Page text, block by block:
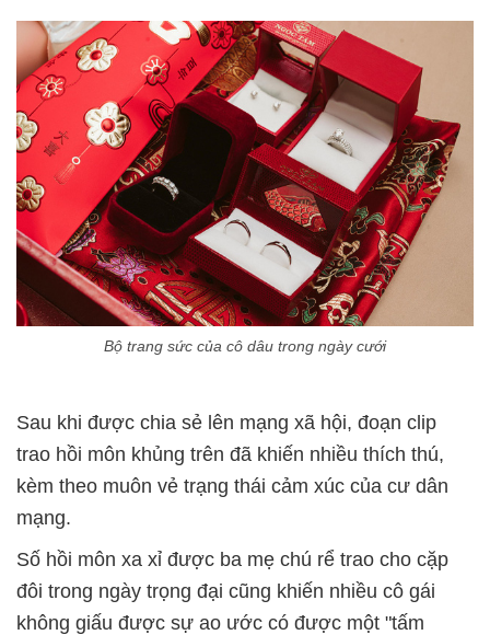
Bộ trang sức của cô dâu trong ngày cưới
Sau khi được chia sẻ lên mạng xã hội, đoạn clip
trao hồi môn khủng trên đã khiến nhiều thích thú,
kèm theo muôn vẻ trạng thái cảm xúc của cư dân
mạng.
Số hồi môn xa xỉ được ba mẹ chú rể trao cho cặp
đôi trong ngày trọng đại cũng khiến nhiều cô gái
không giấu được sự ao ước có được một "tấm